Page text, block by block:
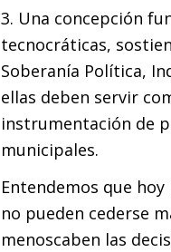
3. Una concepción
tecnocráticas,
Soberanía Política,
ellas deben servir
instrumentación de
municipales.
Entendemos que
no pueden cederse
menoscaben las